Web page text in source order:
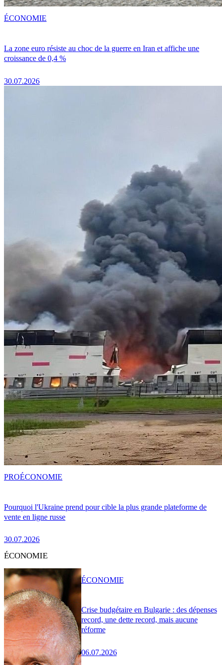
La zone euro résiste au choc de la guerre en Iran et affiche une
croissance de 0,4 %
30.07.2026
ÉCONOMIE
Pourquoi l'Ukraine prend pour cible la plus grande plateforme de
vente en ligne russe
30.07.2026
PROÉCONOMIE
ÉCONOMIE
Crise budgétaire en Bulgarie : des dépenses
record, une dette record, mais aucune
réforme
06.07.2026
ÉCONOMIE